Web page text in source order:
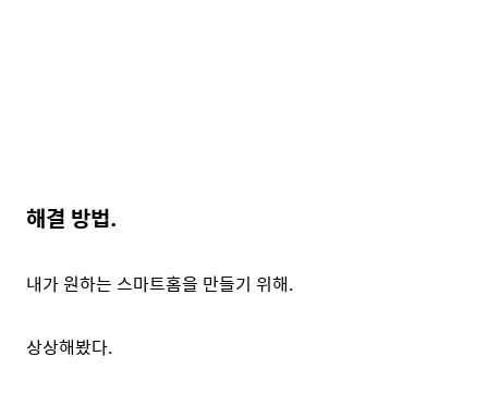
해결 방법.
내가 원하는 스마트홈을 만들기 위해.
상상해봤다.